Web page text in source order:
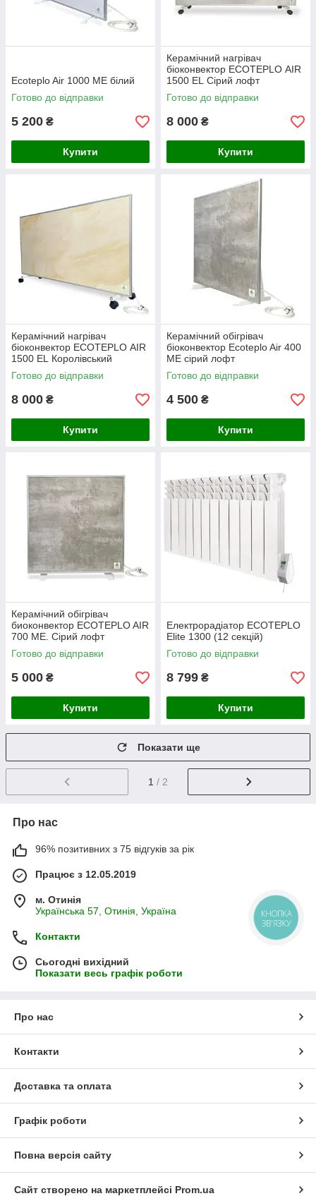
Ecoteplo Air 1000 МЕ білий
Готово до відправки
5 200 ₴
Купити
Керамічний нагрівач
біоконвектор ECOTEPLO AIR
1500 EL Сірий лофт
Готово до відправки
8 000 ₴
Купити
Керамічний нагрівач
біоконвектор ECOTEPLO AIR
1500 EL Королівський
мармур
Готово до відправки
8 000 ₴
Купити
Керамічний обігрівач
біоконвектор Ecoteplo Air 400
ME сірий лофт
Готово до відправки
4 500 ₴
Купити
Керамічний обігрівач
биоконвектор ECOTEPLO AIR
700 ME. Сірий лофт
Готово до відправки
5 000 ₴
Купити
Електрорадіатор ECOTEPLO
Elite 1300 (12 секцій)
Готово до відправки
8 799 ₴
Купити
Показати ще
1 / 2
Про нас
96% позитивних з 75 відгуків за рік
Працює з 12.05.2019
м. Отинія
Українська 57, Отинія, Україна
Контакти
Сьогодні вихідний
Показати весь графік роботи
Про нас
Контакти
Доставка та оплата
Графік роботи
Повна версія сайту
Сайт створено на маркетплейсі Prom.ua